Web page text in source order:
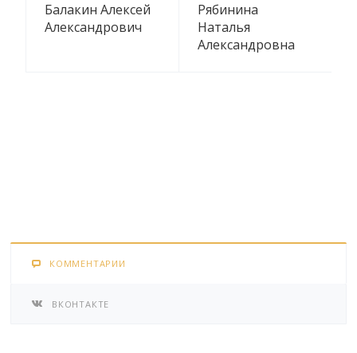
Балакин Алексей
Александрович
Рябинина
Наталья
Александровна
КОММЕНТАРИИ
ВКОНТАКТЕ